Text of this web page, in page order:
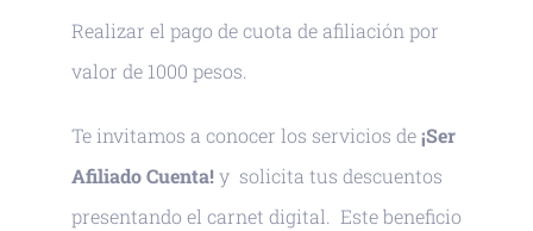
Realizar el pago de cuota de afiliación por
valor de 1000 pesos.
Te invitamos a conocer los servicios de¡Ser
Afiliado Cuenta!y solicita tus descuentos
presentando el carnet digital. Este beneficio